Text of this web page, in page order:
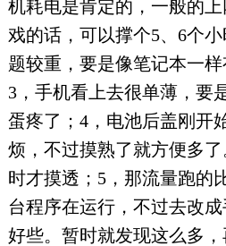
机耗电是肯定的，一般的
戏的话，可以撑个5、6个
题较重，要是像笔记本一样
3，手机看上去很单薄，要
蛋疼了；4，电池后盖刚开
烦，不过摸熟了就方便多
时才摸透；5，那流量跑的
台程序在运行，不过去改
好些。暂时就发现这么多